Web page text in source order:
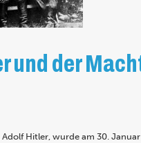
und der
Adolf Hitler, wurde am 30.